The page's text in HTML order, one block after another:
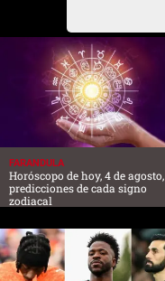
FARANDULA
Horóscopo de hoy, 4 de agosto,
predicciones de cada signo
zodiacal